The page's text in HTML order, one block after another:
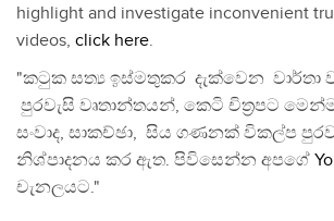
highlight and investigate inconvenient
videos, click here.
"කටුක සත්‍ය ඉස්මතුකර දැක්වෙන වාර්තා
පුරවැසි වෘතාන්තයන්, කෙටි චිත්‍රපට
සංවාද, සාකච්ඡා, සිය ගණනක් විකල්ප
නිශ්පාදනය කර ඇත. පිවිසෙන්න අපගේ
චැනලයට."